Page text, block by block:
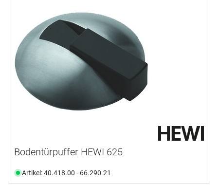
Bodentürpuffer HEWI 625
Artikel: 40.418.00 - 66.290.21